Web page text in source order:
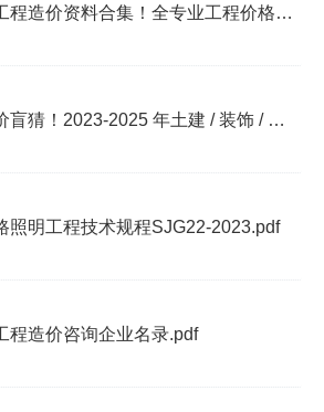
上千份工程造价资料合集！全专业工程价格库完整目录汇总
告别组价盲猜！2023-2025 年土建 / 装饰 / 市政 / 机电 / 景观真实项目价格库
照明工程技术规程SJG22-2023.pdf
程造价咨询企业名录.pdf